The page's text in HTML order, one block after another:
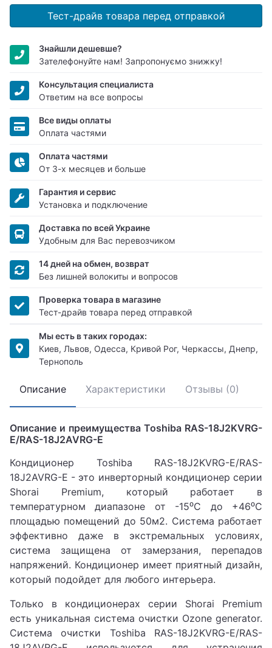
Тест-драйв товара перед отправкой
Знайшли дешевше?
Зателефонуйте нам! Запропонуємо знижку!
Консультация специалиста
Ответим на все вопросы
Все виды оплаты
Оплата частями
Оплата частями
От 3-х месяцев и больше
Гарантия и сервис
Установка и подключение
Доставка по всей Украине
Удобным для Вас перевозчиком
14 дней на обмен, возврат
Без лишней волокиты и вопросов
Проверка товара в магазине
Тест-драйв товара перед отправкой
Мы есть в таких городах:
Киев, Львов, Одесса, Кривой Рог, Черкассы, Днепр,
Тернополь
Описание Характеристики Отзывы (0)
Описание и преимущества Toshiba RAS-18J2KVRG-
E/RAS-18J2AVRG-E
Кондиционер Toshiba RAS-18J2KVRG-E/RAS-
18J2AVRG-E - это инверторный кондиционер серии
Shorai Premium, который работает в
температурном диапазоне от -15⁰С до +46⁰С
площадью помещений до 50м2. Система работает
эффективно даже в экстремальных условиях,
система защищена от замерзания, перепадов
напряжений. Кондиционер имеет приятный дизайн,
который подойдет для любого интерьера.
Только в кондиционерах серии Shorai Premium
есть уникальная система очистки Оzone generator.
Система очистки Toshiba RAS-18J2KVRG-E/RAS-